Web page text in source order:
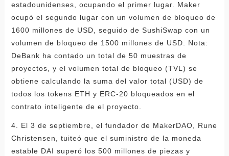
estadounidenses, ocupando el primer lugar. Maker
ocupó el segundo lugar con un volumen de bloqueo de
1600 millones de USD, seguido de SushiSwap con un
volumen de bloqueo de 1500 millones de USD. Nota:
DeBank ha contado un total de 50 muestras de
proyectos, y el volumen total de bloqueo (TVL) se
obtiene calculando la suma del valor total (USD) de
todos los tokens ETH y ERC-20 bloqueados en el
contrato inteligente de el proyecto.
4. El 3 de septiembre, el fundador de MakerDAO, Rune
Christensen, tuiteó que el suministro de la moneda
estable DAI superó los 500 millones de piezas y